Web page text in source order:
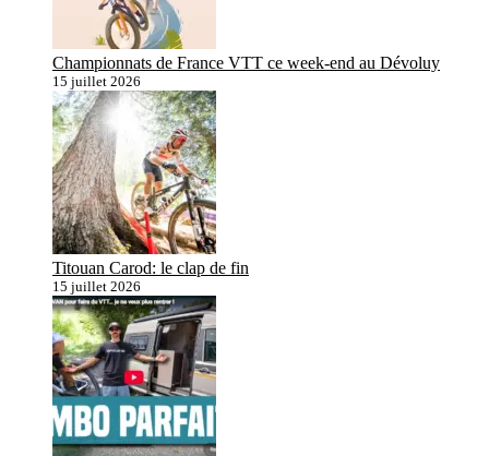
Championnats de France VTT ce week-end au Dévoluy
15 juillet 2026
Titouan Carod: le clap de fin
15 juillet 2026